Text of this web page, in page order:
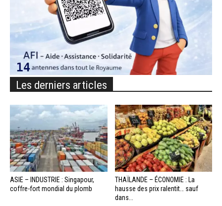
Les derniers articles
ASIE – INDUSTRIE : Singapour,
coffre-fort mondial du plomb
THAÏLANDE – ÉCONOMIE : La
hausse des prix ralentit… sauf
dans...